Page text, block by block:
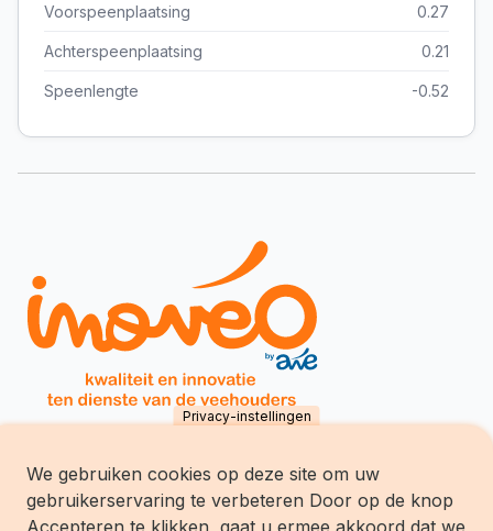
Voorspeenplaatsing 0.27
Achterspeenplaatsing 0.21
Speenlengte -0.52
Inovéo SCES
chemin du Tersoit 32
B-5590 Ciney
Privacy-instellingen
We gebruiken cookies op deze site om uw
gebruikerservaring te verbeteren Door op de knop
Accepteren te klikken, gaat u ermee akkoord dat we